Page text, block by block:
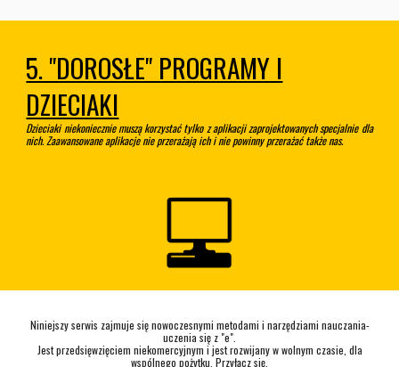
5. "DOROSŁE" PROGRAMY I
DZIECIAKI
Dzieciaki niekoniecznie muszą korzystać tylko z aplikacji zaprojektowanych specjalnie dla
nich. Zaawansowane aplikacje nie przerażają ich i nie powinny przerażać także nas.
Niniejszy serwis zajmuje się nowoczesnymi metodami i narzędziami nauczania-
uczenia się z "e".
Jest przedsięwzięciem niekomercyjnym i jest rozwijany w wolnym czasie, dla
wspólnego pożytku. Przyłącz się.